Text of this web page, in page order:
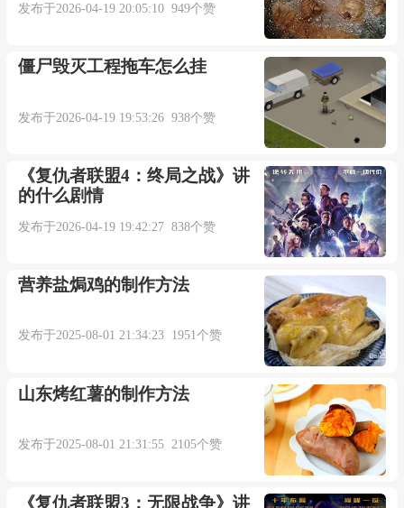
发布于2026-04-19 20:05:10 949个赞
僵尸毁灭工程拖车怎么挂
发布于2026-04-19 19:53:26 938个赞
《复仇者联盟4：终局之战》讲
的什么剧情
发布于2026-04-19 19:42:27 838个赞
营养盐焗鸡的制作方法
发布于2025-08-01 21:34:23 1951个赞
山东烤红薯的制作方法
发布于2025-08-01 21:31:55 2105个赞
《复仇者联盟3：无限战争》讲